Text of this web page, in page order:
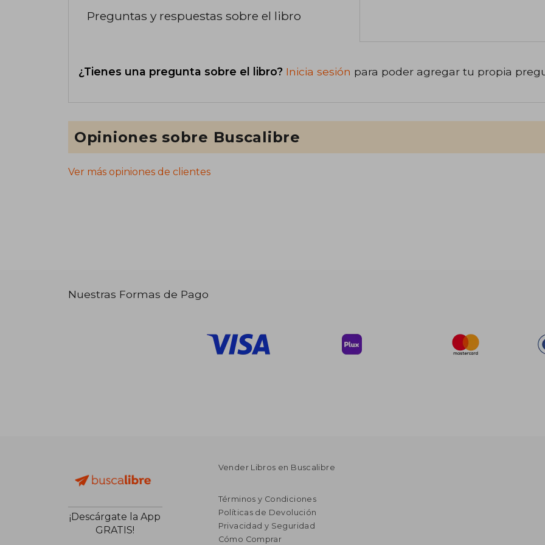
Preguntas y respuestas sobre el libro
¿Tienes una pregunta sobre el libro? Inicia sesión para poder agregar tu propia
Opiniones sobre Buscalibre
Ver más opiniones de clientes
Nuestras Formas de Pago
¡Descárgate la App
GRATIS!
Vender Libros en Buscalibre
Términos y Condiciones
Políticas de Devolución
Privacidad y Seguridad
Cómo Comprar